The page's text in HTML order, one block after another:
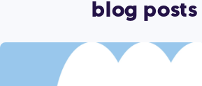
blog posts